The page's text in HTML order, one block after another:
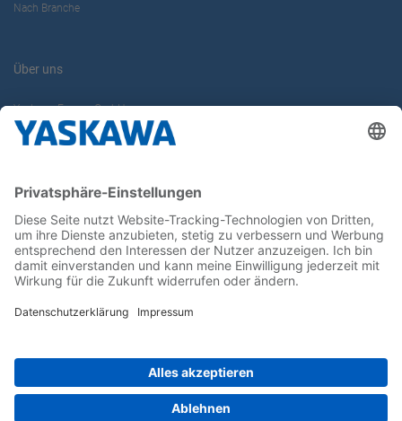
Nach Branche
Über uns
Yaskawa Europe GmbH
Karriere
Newsletter
Follow us on...